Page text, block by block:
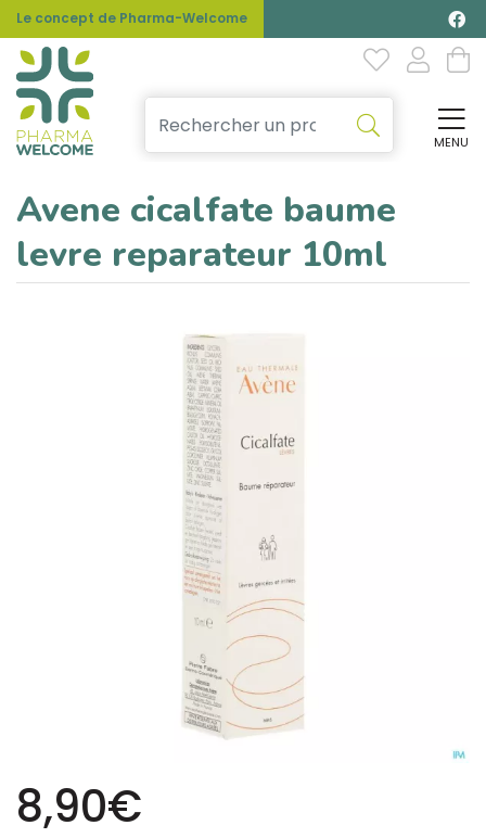
Le concept de Pharma-Welcome
MENU
Avene cicalfate baume
levre reparateur 10ml
8,90€